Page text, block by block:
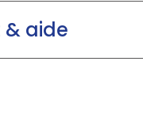
aide